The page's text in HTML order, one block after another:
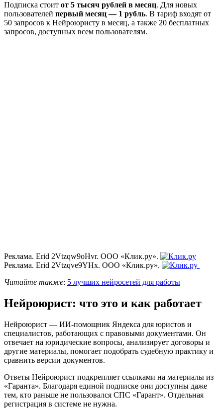
Подписка стоит от 5 тысяч рублей в месяц. Для новых
пользователей первый месяц — 1 рубль. В тариф входят от
50 запросов к Нейроюристу в месяц, а также 20 бесплатных
запросов, доступных всем пользователям.
Реклама. Erid 2Vtzqw9oHvr. ООО «Клик.ру».
Реклама. Erid 2Vtzqve9YHx. ООО «Клик.ру».
Читайте также: 5 лучших нейросетей для работы
Нейроюрист: что это и как работает
Нейроюрист — ИИ-помощник Яндекса для юристов и
специалистов, работающих с правовыми документами. Он
отвечает на юридические вопросы, анализирует договоры и
другие материалы, помогает подобрать судебную практику и
сравнить версии документов.
Ответы Нейроюрист подкрепляет ссылками на материалы из
«Гаранта». Благодаря единой подписке они доступны даже
тем, кто раньше не пользовался СПС «Гарант». Отдельная
регистрация в системе не нужна.